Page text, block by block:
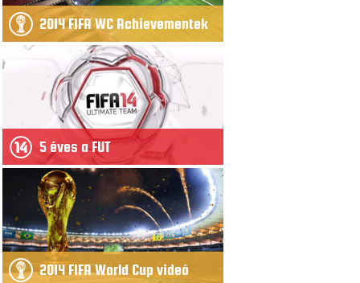
2014 FIFA WC Achievementek
5 éves a FUT
2014 FIFA World Cup videó